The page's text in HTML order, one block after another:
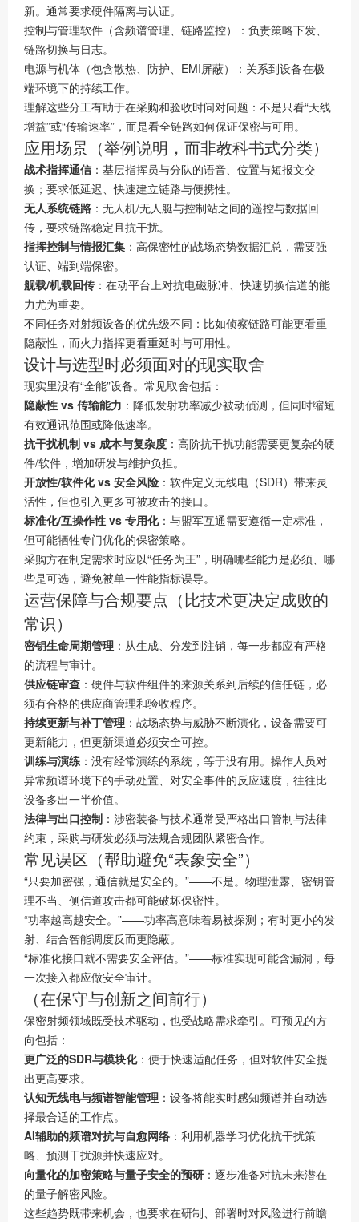
新。通常要求硬件隔离与认证。
控制与管理软件（含频谱管理、链路监控）：负责策略下发、
链路切换与日志。
电源与机体（包含散热、防护、EMI屏蔽）：关系到设备在极
端环境下的持续工作。
理解这些分工有助于在采购和验收时问对问题：不是只看“天线
增益”或“传输速率”，而是看全链路如何保证保密与可用。
应用场景（举例说明，而非教科书式分类）
战术指挥通信 ：基层指挥员与分队的语音、位置与短报文交
换；要求低延迟、快速建立链路与便携性。
无人系统链路 ：无人机/无人艇与控制站之间的遥控与数据回
传，要求链路稳定且抗干扰。
指挥控制与情报汇集 ：高保密性的战场态势数据汇总，需要强
认证、端到端保密。
舰载/机载回传 ：在动平台上对抗电磁脉冲、快速切换信道的能
力尤为重要。
不同任务对射频设备的优先级不同：比如侦察链路可能更看重
隐蔽性，而火力指挥更看重延时与可用性。
设计与选型时必须面对的现实取舍
现实里没有“全能”设备。常见取舍包括：
隐蔽性 vs 传输能力 ：降低发射功率减少被动侦测，但同时缩短
有效通讯范围或降低速率。
抗干扰机制 vs 成本与复杂度 ：高阶抗干扰功能需要更复杂的硬
件/软件，增加研发与维护负担。
开放性/软件化 vs 安全风险 ：软件定义无线电（SDR）带来灵
活性，但也引入更多可被攻击的接口。
标准化/互操作性 vs 专用化：与盟军互通需要遵循一定标准，
但可能牺牲专门优化的保密策略。
采购方在制定需求时应以“任务为王”，明确哪些能力是必须、哪
些是可选，避免被单一性能指标误导。
运营保障与合规要点（比技术更决定成败的
常识）
密钥生命周期管理 ：从生成、分发到注销，每一步都应有严格
的流程与审计。
供应链审查 ：硬件与软件组件的来源关系到后续的信任链，必
须有合格的供应商管理和验收程序。
持续更新与补丁管理 ：战场态势与威胁不断演化，设备需要可
更新能力，但更新渠道必须安全可控。
训练与演练 ：没有经常演练的系统，等于没有用。操作人员对
异常频谱环境下的手动处置、对安全事件的反应速度，往往比
设备多出一半价值。
法律与出口控制 ：涉密装备与技术通常受严格出口管制与法律
约束，采购与研发必须与法规合规团队紧密合作。
常见误区（帮助避免“表象安全”）
“只要加密强，通信就是安全的。”——不是。物理泄露、密钥管
理不当、侧信道攻击都可能破坏保密性。
“功率越高越安全。”——功率高意味着易被探测；有时更小的发
射、结合智能调度反而更隐蔽。
“标准化接口就不需要安全评估。”——标准实现可能含漏洞，每
一次接入都应做安全审计。
（在保守与创新之间前行）
保密射频领域既受技术驱动，也受战略需求牵引。可预见的方
向包括：
更广泛的SDR与模块化：便于快速适配任务，但对软件安全提
出更高要求。
认知无线电与频谱智能管理 ：设备将能实时感知频谱并自动选
择最合适的工作点。
AI辅助的频谱对抗与自愈网络 ：利用机器学习优化抗干扰策
略、预测干扰源并快速应对。
向量化的加密策略与量子安全的预研 ：逐步准备对抗未来潜在
的量子解密风险。
这些趋势既带来机会，也要求在研制、部署时对风险进行前瞻